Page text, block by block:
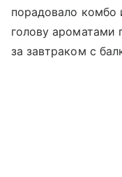
порадовало комбо
голову ароматами
за завтраком с